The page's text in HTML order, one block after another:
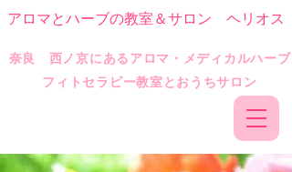
​奈良 西ノ京にあるアロマ・メディカルハーブ
フィトセラピー教室とおうちサロン
アロマとハーブの教室＆サロン ヘリオス